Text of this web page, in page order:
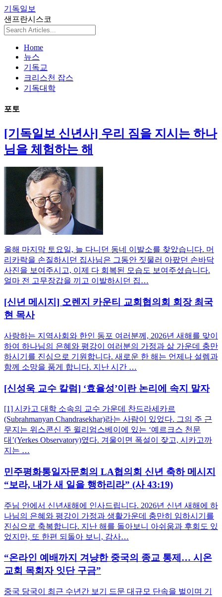
기독일보
샌프란시스코
Home
뉴스
기독교
크리스천 잡스
기독대학
포토
[기독일보 신년사] 우리 짐을 지시는 하나
님을 체험하는 해
올해 마지막 토요일, 늘 다니던 동네 이발소를 찾았습니다. 머
리카락을 손질하시던 집사님은 그동안 짓물러 아팠던 손바닥
사진을 보여주시고, 이제 다 회복된 모습도 보여주셨습니다.
얼마 전 고무장갑을 끼고 이발하시던 집…
[신년 메시지] 오렌지 카운티 교회협의회 회장 최국
현 목사
사랑하는 지역사회와 한인 동포 여러분께, 2026년 새해를 맞이
하여 하나님의 은혜와 평강이 여러분의 가정과 삶 가운데 충만
하시기를 진심으로 기원합니다. 새로운 한 해는 언제나 설렘과
함께 소망을 품게 합니다. 지난 시간 …
[신성욱 교수 칼럼] ‘효율성’이란 논리에 속지 말자
[1] 시카고 대학 소속의 교수 가운데 찬드라세카르
(Subrahmanyan Chandrasekhar)라는 사람이 있었다. 그의 주 근
무지는 위스콘신 주 윌리엄스베이에 있는 ‘예르크스 천문
대’(Yerkes Observatory)였다. 겨울이면 폭설이 잦고, 시카고까
지는 …
민주평화통일자문회의 LA협의회 신년 축하 메시지
“보라, 내가 새 일을 행하리라” (사 43:19)
주님 안에서 신년새해에 인사드립니다. 2026년 신년 새해에 하
나님의 은혜와 평강이 가정과 생활가운데 충만히 임하시기를
진심으로 축복합니다. 지난 해를 돌아보니 아쉬움과 후회도 있
었지만, 또 한편 되돌아 보니, 감사…
“온라인 예배까지 겨냥한 중국의 종교 통제… 시온
교회 목회자 잇단 구금”
중국 당국이 최근 수년간 보기 드문 대규모 단속을 벌이며 기